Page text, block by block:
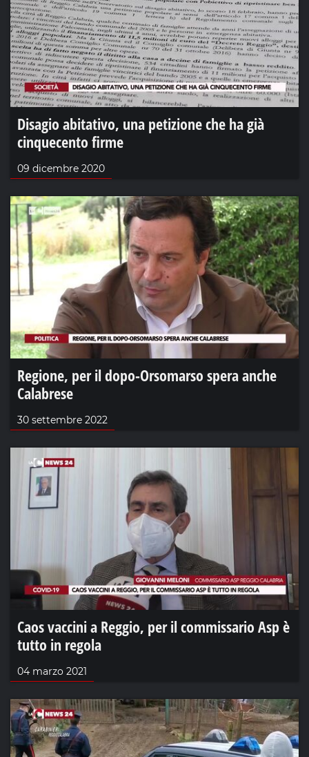
Disagio abitativo, una petizione che ha già
cinquecento firme
09 dicembre 2020
Regione, per il dopo-Orsomarso spera anche
Calabrese
30 settembre 2022
Caos vaccini a Reggio, per il commissario Asp è
tutto in regola
04 marzo 2021